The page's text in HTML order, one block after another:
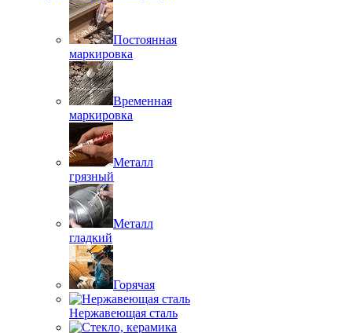
Постоянная
маркировка
Временная
маркировка
Металл
грязный
Металл
гладкий
Горячая
Нержавеющая сталь